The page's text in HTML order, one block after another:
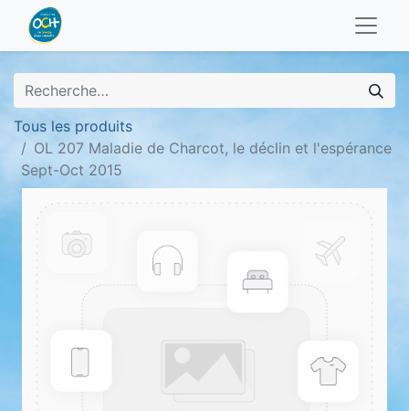
Tous les produits
OL 207 Maladie de Charcot, le déclin et l'espérance
Sept-Oct 2015